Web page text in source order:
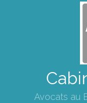
Avocats au